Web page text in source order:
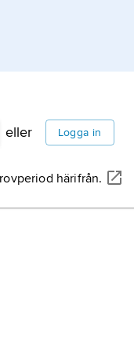
eller Logga in
härifrån.